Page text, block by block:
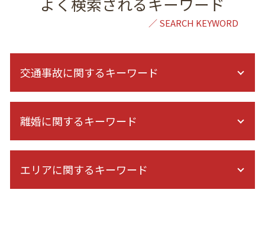
交通事故に関するキーワード
人身事故 示談交渉
交通事故 相手 無保険
人身事故 物損事故 違い
高次脳機能障害 等級認定
離婚に関するキーワード
離婚 慰謝料 精神的苦痛
離婚 弁護士 初回無料
エリアに関するキーワード